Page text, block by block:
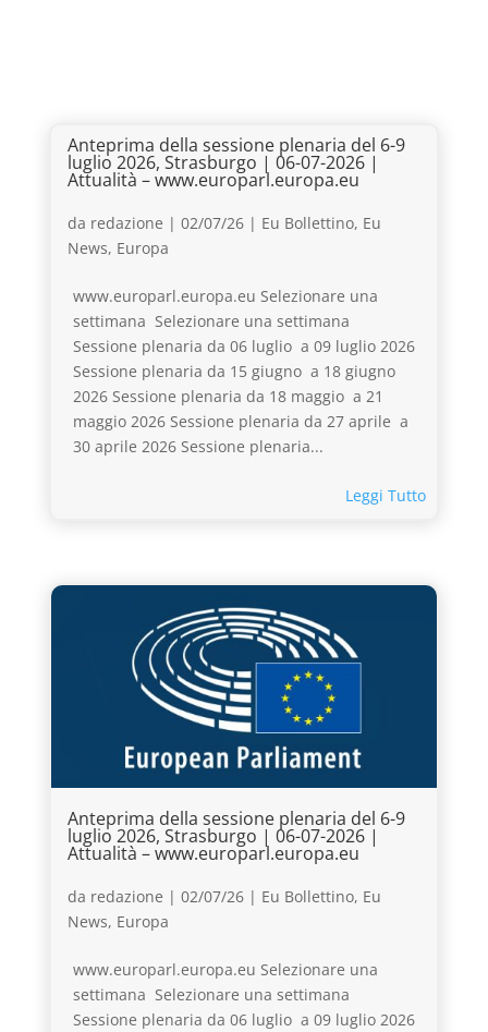
Anteprima della sessione plenaria del 6-9
luglio 2026, Strasburgo | 06-07-2026 |
Attualità – www.europarl.europa.eu
da redazione | 02/07/26| Eu Bollettino, Eu
News, Europa
www.europarl.europa.eu Selezionare una
settimana Selezionare una settimana
Sessione plenaria da 06 luglio a 09 luglio 2026
Sessione plenaria da 15 giugno a 18 giugno
2026 Sessione plenaria da 18 maggio a 21
maggio 2026 Sessione plenaria da 27 aprile a
30 aprile 2026 Sessione plenaria...
Leggi Tutto
Anteprima della sessione plenaria del 6-9
luglio 2026, Strasburgo | 06-07-2026 |
Attualità – www.europarl.europa.eu
da redazione | 02/07/26| Eu Bollettino, Eu
News, Europa
www.europarl.europa.eu Selezionare una
settimana Selezionare una settimana
Sessione plenaria da 06 luglio a 09 luglio 2026